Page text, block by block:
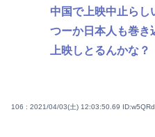
中国で上映中止らし
つーか日本人も巻き
上映しとるんかな？
106 : 2021/04/03(土) 12:03:50.69